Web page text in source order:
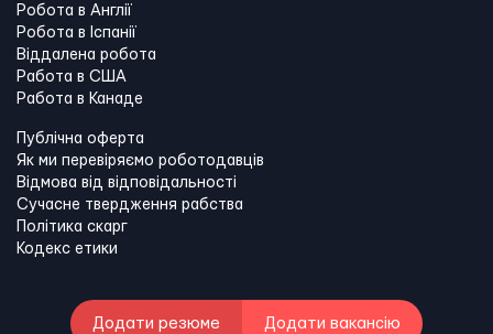
Робота в Англії
Робота в Іспанії
Віддалена робота
Работа в США
Работа в Канадe
Публічна оферта
Як ми перевіряємо роботодавців
Відмова від відповідальності
Сучасне твердження рабства
Політика скарг
Кодекс етики
Додати резюме Додати вакансію